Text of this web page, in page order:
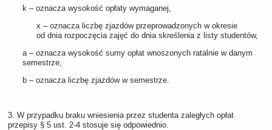
k – oznacza wysokość opłaty wymaganej,
x – oznacza liczbę zjazdów przeprowadzonych w okresie
od dnia rozpoczęcia zajęć do dnia skreślenia z listy studentów,
a – oznacza wysokość sumy opłat wnoszonych ratalnie w danym
semestrze,
b – oznacza liczbę zjazdów w semestrze.
3. W przypadku braku wniesienia przez studenta zaległych opłat
przepisy § 5 ust. 2-4 stosuje się odpowiednio.